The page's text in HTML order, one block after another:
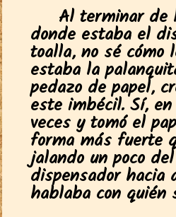
Al terminar de
donde estaba el
toalla, no sé cómo
estaba la
pedazo de papel,
este imbécil. Sí,
veces y tomó el
forma más fuerte
jalando un poco
dispensador hacia
hablaba con quién